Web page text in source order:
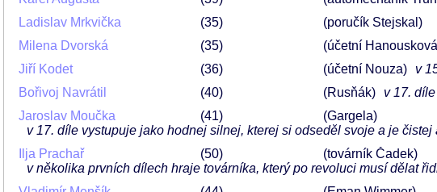
Ladislav Mrkvička
35
(poručík Stejskal)
Milena Dvorská
35 (účetní
Jiří Kodet
36 (účetní Nouza)
v
Bořivoj Navrátil
40 (Rusňák)
v 17.
Jaroslav Moučka
41
(Gargela)
v 17. díle vystupuje jako hodnej silnej, kterej si odseděl svoje a je
Ilja Prachař
50
(továrník Čadek)
v několika prvních dílech hraje továrníka, který po revoluci musí dělat